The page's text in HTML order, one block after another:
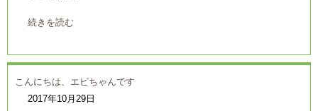
続きを読む
こんにちは、エビちゃんです
2017年10月29日